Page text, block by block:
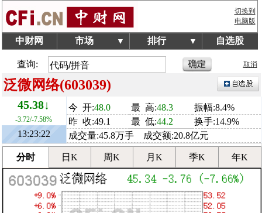
切换到
电脑版
中财网 市场 ▼ 排行 ▼ 自选股
查询: 取消
泛微网络(603039)
45.38↓
-3.72/-7.58%
13:23:22
今 开:48.0 最 高:48.3
振幅:8.4%
昨 收:49.1
最 低:44.2
换手:14.9%
成交量:45.8万手 成交额:20.8亿元
分时 日K 周K 月K 季K 年K